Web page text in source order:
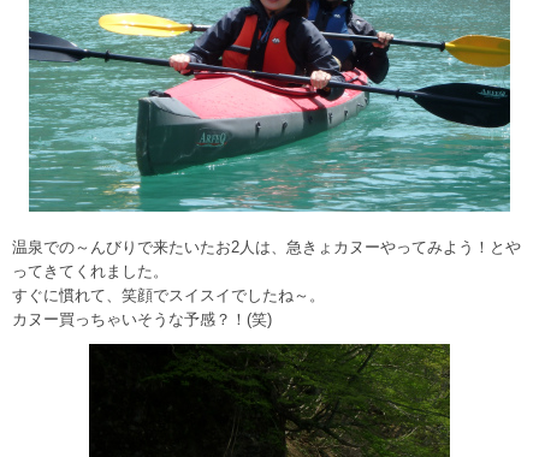
温泉での～んびりで来たいたお2人は、急きょカヌーやってみよう！とや
ってきてくれました。
すぐに慣れて、笑顔でスイスイでしたね～。
カヌー買っちゃいそうな予感？！(笑)